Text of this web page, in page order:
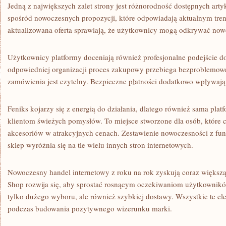
Jedną z największych zalet strony jest różnorodność dostępnych
spośród nowoczesnych propozycji, które odpowiadają aktualnym
aktualizowana oferta sprawiają, że użytkownicy mogą odkrywać
Użytkownicy platformy doceniają również profesjonalne podejście
odpowiedniej organizacji proces zakupowy przebiega
zamówienia jest czytelny. Bezpieczne płatności dodatkowo
Feniks kojarzy się z energią do działania, dlatego również sama
klientom świeżych pomysłów. To miejsce stworzone dla osób, które
akcesoriów w atrakcyjnych cenach. Zestawienie nowoczesności z
sklep wyróżnia się na tle wielu innych stron internetowych.
Nowoczesny handel internetowy z roku na rok zyskują coraz
Shop rozwija się, aby sprostać rosnącym oczekiwaniom
tylko dużego wyboru, ale również szybkiej dostawy. Wszystkie te
podczas budowania pozytywnego wizerunku marki.